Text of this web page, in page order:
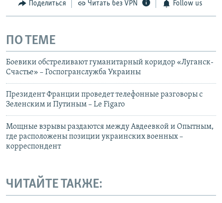
Поделиться Читать без VPN Follow us
ПО ТЕМЕ
Боевики обстреливают гуманитарный коридор «Луганск-
Счастье» – Госпогранслужба Украины
Президент Франции проведет телефонные разговоры с
Зеленским и Путиным – Le Figaro
Мощные взрывы раздаются между Авдеевкой и Опытным,
где расположены позиции украинских военных –
корреспондент
ЧИТАЙТЕ ТАКЖЕ: